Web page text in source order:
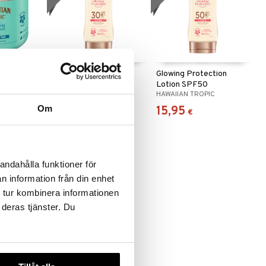
Om
funktioner för
information från din enhet
kombinera informationen
tjänster. Du
Glowing Protection
HAWAIIAN TROPIC
14,95
Glowing Protection
Lotion SPF50
HAWAIIAN TROPIC
15,95 €
Oil